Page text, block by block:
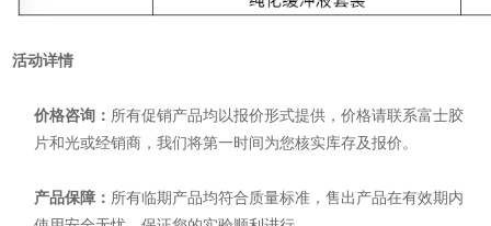
活动详情
价格咨询： 所有促销产品均以报价形式提供，价格请联系富士胶
片和光或经销商，我们将第一时间为您核实库存及报价。
产品保障： 所有临期产品均符合质量标准，售出产品在有效期内